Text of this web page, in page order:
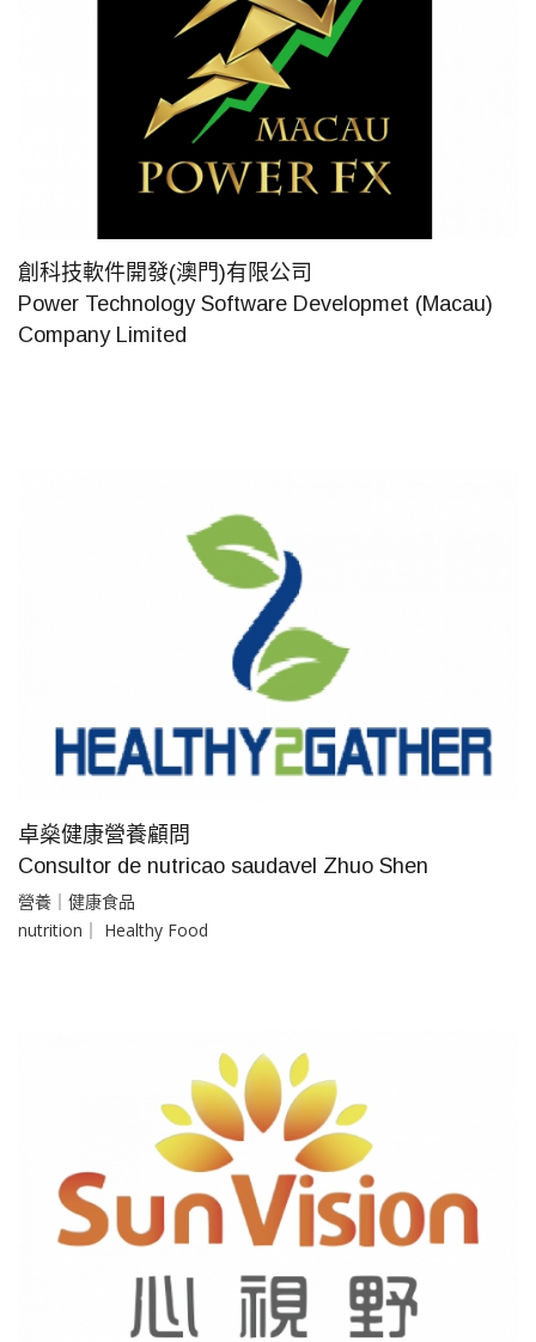
創科技軟件開發(澳門)有限公司
Power Technology Software Developmet (Macau)
Company Limited
卓燊健康營養顧問
Consultor de nutricao saudavel Zhuo Shen
營養｜健康食品
nutrition｜ Healthy Food